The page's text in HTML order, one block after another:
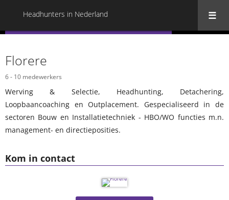
Headhunters in Nederland
Kom in contact
Florere
6 - 10 medewerkers
Werving & Selectie, Headhunting, Detachering,
Loopbaancoaching en Outplacement. Gespecialiseerd in de
sectoren Bouw en Installatietechniek - HBO/WO functies m.n.
management- en directieposities.